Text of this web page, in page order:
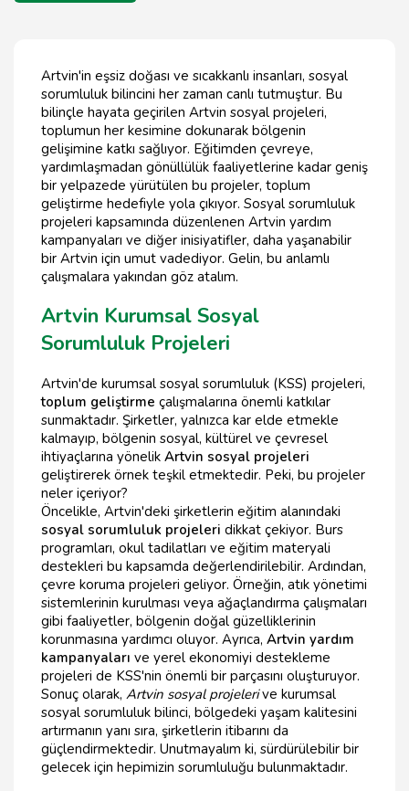
Artvin'in eşsiz doğası ve sıcakkanlı insanları, sosyal
sorumluluk bilincini her zaman canlı tutmuştur. Bu
bilinçle hayata geçirilen Artvin sosyal projeleri,
toplumun her kesimine dokunarak bölgenin
gelişimine katkı sağlıyor. Eğitimden çevreye,
yardımlaşmadan gönüllülük faaliyetlerine kadar geniş
bir yelpazede yürütülen bu projeler, toplum
geliştirme hedefiyle yola çıkıyor. Sosyal sorumluluk
projeleri kapsamında düzenlenen Artvin yardım
kampanyaları ve diğer inisiyatifler, daha yaşanabilir
bir Artvin için umut vadediyor. Gelin, bu anlamlı
çalışmalara yakından göz atalım.
Artvin Kurumsal Sosyal
Sorumluluk Projeleri
Artvin'de kurumsal sosyal sorumluluk (KSS) projeleri,
toplum geliştirme çalışmalarına önemli katkılar
sunmaktadır. Şirketler, yalnızca kar elde etmekle
kalmayıp, bölgenin sosyal, kültürel ve çevresel
ihtiyaçlarına yönelik Artvin sosyal projeleri
geliştirerek örnek teşkil etmektedir. Peki, bu projeler
neler içeriyor?
Öncelikle, Artvin'deki şirketlerin eğitim alanındaki
sosyal sorumluluk projeleri dikkat çekiyor. Burs
programları, okul tadilatları ve eğitim materyali
destekleri bu kapsamda değerlendirilebilir. Ardından,
çevre koruma projeleri geliyor. Örneğin, atık yönetimi
sistemlerinin kurulması veya ağaçlandırma çalışmaları
gibi faaliyetler, bölgenin doğal güzelliklerinin
korunmasına yardımcı oluyor. Ayrıca, Artvin yardım
kampanyaları ve yerel ekonomiyi destekleme
projeleri de KSS'nin önemli bir parçasını oluşturuyor.
Sonuç olarak, Artvin sosyal projelerive kurumsal
sosyal sorumluluk bilinci, bölgedeki yaşam kalitesini
artırmanın yanı sıra, şirketlerin itibarını da
güçlendirmektedir. Unutmayalım ki, sürdürülebilir bir
gelecek için hepimizin sorumluluğu bulunmaktadır.